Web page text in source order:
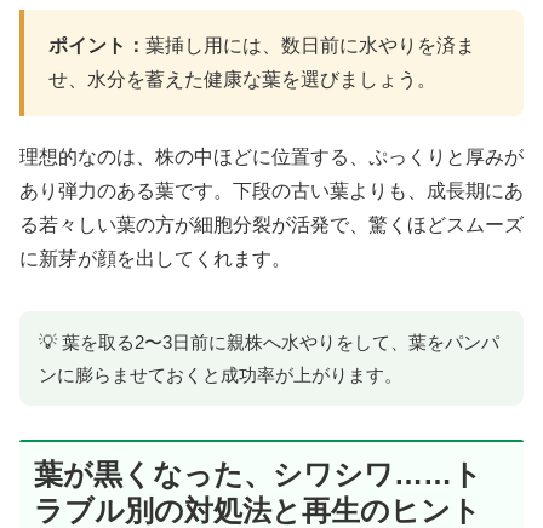
ポイント： 葉挿し用には、数日前に水やりを済ま
せ、水分を蓄えた健康な葉を選びましょう。
理想的なのは、株の中ほどに位置する、ぷっくりと厚みが
あり弾力のある葉です。下段の古い葉よりも、成長期にあ
る若々しい葉の方が細胞分裂が活発で、驚くほどスムーズ
に新芽が顔を出してくれます。
💡 葉を取る2〜3日前に親株へ水やりをして、葉をパンパ
ンに膨らませておくと成功率が上がります。
葉が黒くなった、シワシワ……ト
ラブル別の対処法と再生のヒント